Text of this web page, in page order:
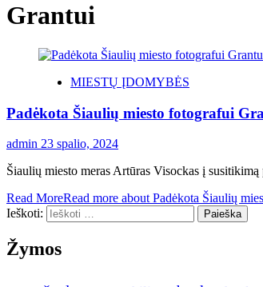
Grantui
MIESTŲ ĮDOMYBĖS
Padėkota Šiaulių miesto fotografui
admin 23 spalio, 2024
Šiaulių miesto meras Artūras Visockas į
Read MoreRead more about Padėkota Šiaulių
Ieškoti:
Žymos